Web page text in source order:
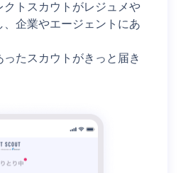
クトスカウトがレジュメや
、企業やエージェントにあ
たスカウトがきっと届き